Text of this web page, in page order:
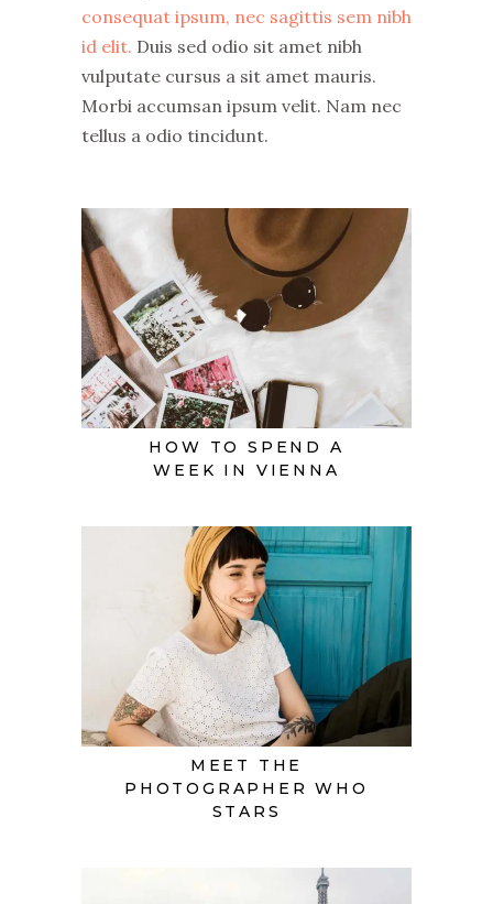
consequat ipsum, nec sagittis sem nibh
id elit. Duis sed odio sit amet nibh
vulputate cursus a sit amet mauris.
Morbi accumsan ipsum velit. Nam nec
tellus a odio tincidunt.
HOW TO SPEND A
WEEK IN VIENNA
MEET THE
PHOTOGRAPHER WHO
STARS